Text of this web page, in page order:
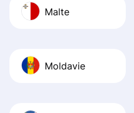
Malte
Moldavie